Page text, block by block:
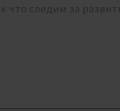
что следим за